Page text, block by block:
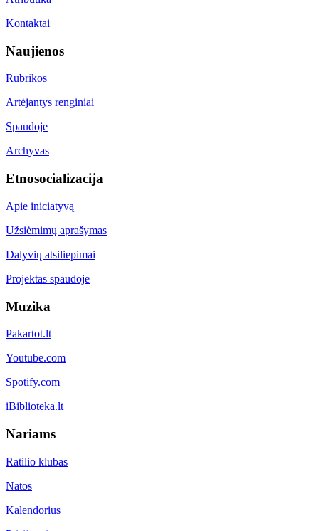
Kontaktai
Naujienos
Rubrikos
Artėjantys renginiai
Spaudoje
Archyvas
Etnosocializacija
Apie iniciatyvą
Užsiėmimų aprašymas
Dalyvių atsiliepimai
Projektas spaudoje
Muzika
Pakartot.lt
Youtube.com
Spotify.com
iBiblioteka.lt
Nariams
Ratilio klubas
Natos
Kalendorius